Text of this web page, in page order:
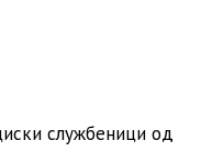
службеници од